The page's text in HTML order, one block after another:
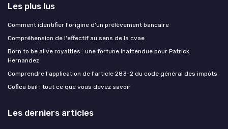
Les plus lus
Comment identifier l'origine d'un prélèvement bancaire
Compréhension de l'effectif au sens de la cvae
Born to be alive royalties : une fortune inattendue pour Patrick
Hernandez
Comprendre l'application de l'article 283-2 du code général des impôts
Cofica bail : tout ce que vous devez savoir
Les derniers articles